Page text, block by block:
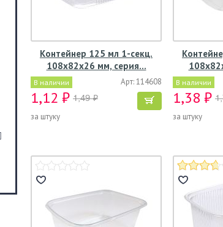
Контейнер 125 мл 1-секц.
108х82х26 мм, серия…
В наличии Арт: 114608
1,12 ₽ 1,49 ₽
за штуку
В наличии
1,38 ₽
за штуку